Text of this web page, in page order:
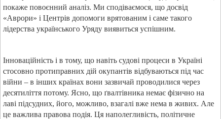
покаже повоєнний аналіз. Ми сподіваємося, що досвід
«Аврори» і Центрів допомоги врятованим і саме такого
лідерства українського Уряду виявиться успішним.
Інноваційність і в тому, що навіть судові процеси в Україні
стосовно протиправних дій окупантів відбуваються під час
війни – в інших країнах вони зазвичай проводилися через
десятиліття потому. Ясно, що ґвалтівника немає фізично на
лаві підсудних, його, можливо, взагалі вже нема в живих. Але
це важлива правова подія. Ця наполегливість, політичне